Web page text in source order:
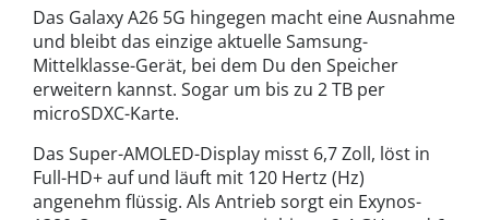
Das Galaxy A26 5G hingegen macht eine Ausnahme
und bleibt das einzige aktuelle Samsung-
Mittelklasse-Gerät, bei dem Du den Speicher
erweitern kannst. Sogar um bis zu 2 TB per
microSDXC-Karte.
Das Super-AMOLED-Display misst 6,7 Zoll, löst in
Full-HD+ auf und läuft mit 120 Hertz (Hz)
angenehm flüssig. Als Antrieb sorgt ein Exynos-